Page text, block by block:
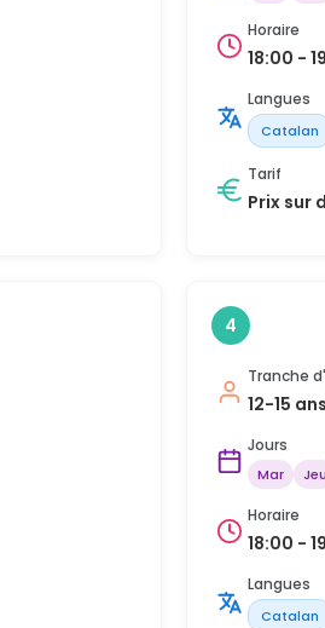
Horaire
18:00 -
Langues
Catalan
Tarif
Prix sur
4
Tranche
12-15 ans
Jours
Mar Jeu
Horaire
18:00 -
Langues
Catalan